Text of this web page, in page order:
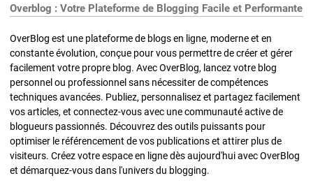
Overblog : Votre Plateforme de Blogging Facile et Performante
OverBlog est une plateforme de blogs en ligne, moderne et en
constante évolution, conçue pour vous permettre de créer et gérer
facilement votre propre blog. Avec OverBlog, lancez votre blog
personnel ou professionnel sans nécessiter de compétences
techniques avancées. Publiez, personnalisez et partagez facilement
vos articles, et connectez-vous avec une communauté active de
blogueurs passionnés. Découvrez des outils puissants pour
optimiser le référencement de vos publications et attirer plus de
visiteurs. Créez votre espace en ligne dès aujourd'hui avec OverBlog
et démarquez-vous dans l'univers du blogging.